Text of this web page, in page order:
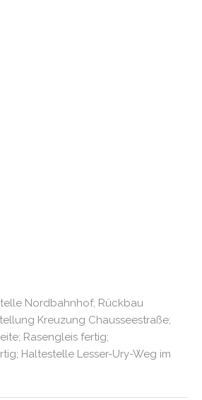
Nordbahnhof; Rückbau
Kreuzung Chausseestraße;
Rasengleis fertig;
Haltestelle Lesser-Ury-Weg im